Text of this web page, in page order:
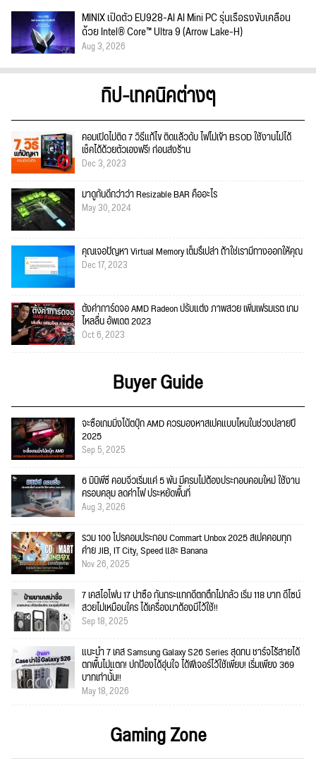
MINIX เปิดตัว EU928-AI AI Mini PC รุ่นเรือธงขับเคลื่อน
ด้วย Intel® Core™ Ultra 9 (Arrow Lake-H)
Aug 3, 2026
ทิป-เทคนิคต่างๆ
คอมเปิดไม่ติด 7 วิธีแก้ไข ติดแล้วดับ ไฟไม่เข้า BSOD ใช้งานไม่ได้
เช็คได้ด้วยตัวเองฟรี! ก่อนส่งร้าน
Dec 3, 2023
มาดูกันดีกว่าว่า Resizable BAR คืออะไร
May 30, 2024
คุณเจอปัญหา Virtual Memory เต็มรึเปล่า ถ้าใช่เรามีทางออกให้คุณ
Dec 17, 2023
ตั้งค่าการ์ดจอ AMD Radeon ปรับแต่ง ภาพสวย เพิ่มเฟรมเรต เกม
ไหลลื่น อัพเดต 2023
Oct 6, 2023
Buyer Guide
จะซื้อเกมมิ่งโน้ตบุ๊ก AMD ควรมองหาสเปคแบบไหนในช่วงปลายปี
2025
Sep 5, 2025
6 มินิพีซี คอมจิ๋วเริ่มแค่ 5 พัน มีครบไม่ต้องประกอบคอมใหม่ ใช้งาน
ครอบคลุม ลดค่าไฟ ประหยัดพื้นที่
Aug 3, 2026
รวม 100 โปรคอมประกอบ Commart Unbox 2025 สเปคคอมทุก
ค่าย JIB, IT City, Speed และ Banana
Nov 26, 2025
7 เคสไอโฟน 17 น่าซื้อ กันกระแทกดีตกตึกไม่กลัว เริ่ม 118 บาท ดีไซน์
สวยไม่เหมือนใคร ได้เครื่องมาต้องมีไว้ใช้!!
Sep 18, 2025
แนะนำ 7 เคส Samsung Galaxy S26 Series สุดทน ชาร์จไร้สายได้
ตกพื้นไม่แตก! ปกป้องได้อุ่นใจ ได้ฟีเจอร์ไว้ใช้เพียบ! เริ่มเพียง 369
บาทเท่านั้น!!
May 18, 2026
Gaming Zone